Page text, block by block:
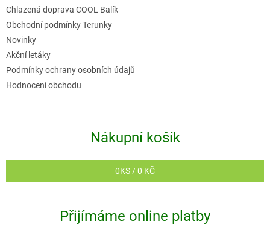
y
i
u
Chlazená doprava COOL Balík
Obchodní podmínky Terunky
Novinky
Akční letáky
Podmínky ochrany osobních údajů
Hodnocení obchodu
Nákupní košík
0KS /0 KČ
Přijímáme online platby